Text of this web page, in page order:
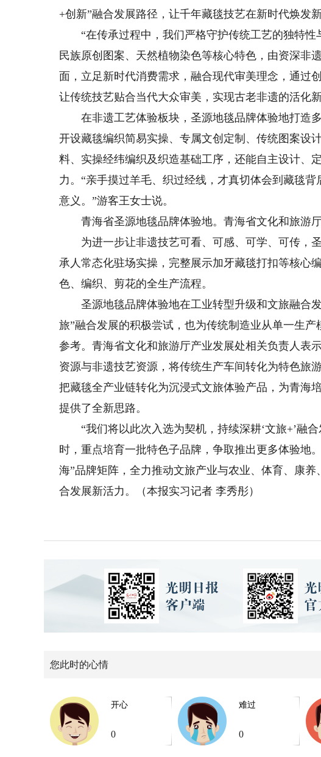
+创新”融合发展路径，让千年藏毯技艺在新时代焕发新
“在传承过程中，我们严格守护传统工艺的独特性
民族原创图案、天然植物染色等核心特色，由资深非
面，立足新时代消费需求，融合现代审美理念，通过
让传统技艺贴合当代大众审美，实现古老非遗的活化新
在非遗工艺体验板块，圣源地毯品牌体验地打造多
开设藏毯编织简易实操、专属文创定制、传统图案设
料、实操经纬编织及织造基础工序，还能自主设计、
力。“亲手摸过羊毛、织过经线，才真切体会到藏毯
意义。”游客王女士说。
青海省圣源地毯品牌体验地。青海省文化和旅游
为进一步让非遗技艺可看、可感、可学、可传，
承人常态化驻场实操，完整展示加牙藏毯打扣等核心
色、编织、剪花的全生产流程。
圣源地毯品牌体验地在工业转型升级和文旅融合发
旅”融合发展的积极尝试，也为传统制造业从单一生
参考。青海省文化和旅游厅产业发展处相关负责人表
资源与非遗技艺资源，将传统生产车间转化为特色旅
把藏毯全产业链转化为沉浸式文旅体验产品，为青海
提供了全新思路。
“我们将以此次入选为契机，持续深耕‘文旅+’融合
时，重点培育一批特色子品牌，争取推出更多体验地
海”品牌矩阵，全力推动文旅产业与农业、体育、康
合发展新活力。（本报实习记者 李秀彤）
您此时的心情
开心
0
难过
0